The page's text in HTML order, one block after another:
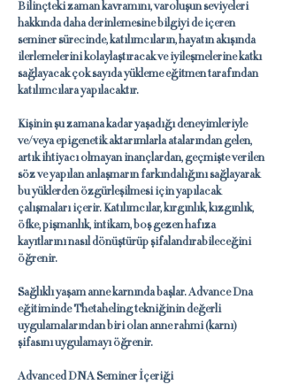
Bilinçteki zaman kavramını, varoluşun seviyeleri
hakkında daha derinlemesine bilgiyi de içeren
seminer sürecinde, katılımcıların, hayatın akışında
ilerlemelerini kolaylaştıracak ve iyileşmelerine katkı
sağlayacak çok sayıda yükleme eğitmen tarafından
katılımcılara yapılacaktır.
Kişinin şu zamana kadar yaşadığı deneyimleriyle
ve/veya epigenetik aktarımlarla atalarından gelen,
artık ihtiyacı olmayan inançlardan, geçmişte verilen
söz ve yapılan anlaşmarın farkındalığını sağlayarak
bu yüklerden özgürleşilmesi için yapılacak
çalışmaları içerir. Katılımcılar, kırgınlık, kızgınlık,
öfke, pişmanlık, intikam, boş gezen hafıza
kayıtlarını nasıl dönüştürüp şifalandırabileceğini
öğrenir.
Sağlıklı yaşam anne karnında başlar. Advance Dna
eğitiminde Thetaheling tekniğinin değerli
uygulamalarından biri olan anne rahmi (karnı)
şifasını uygulamayı öğrenir.
Advanced DNA Seminer İçeriği